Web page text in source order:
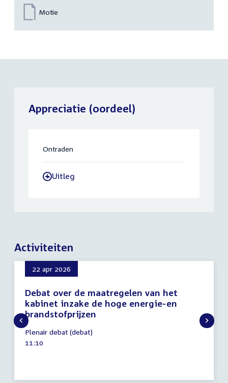
Motie
Appreciatie (oordeel)
Ontraden
-Uitleg
Activiteiten
22 apr 2026
Debat over de maatregelen van het
kabinet inzake de hoge energie-en
brandstofprijzen
22
april
2026
Plenair debat (debat)
Tijd
11:10